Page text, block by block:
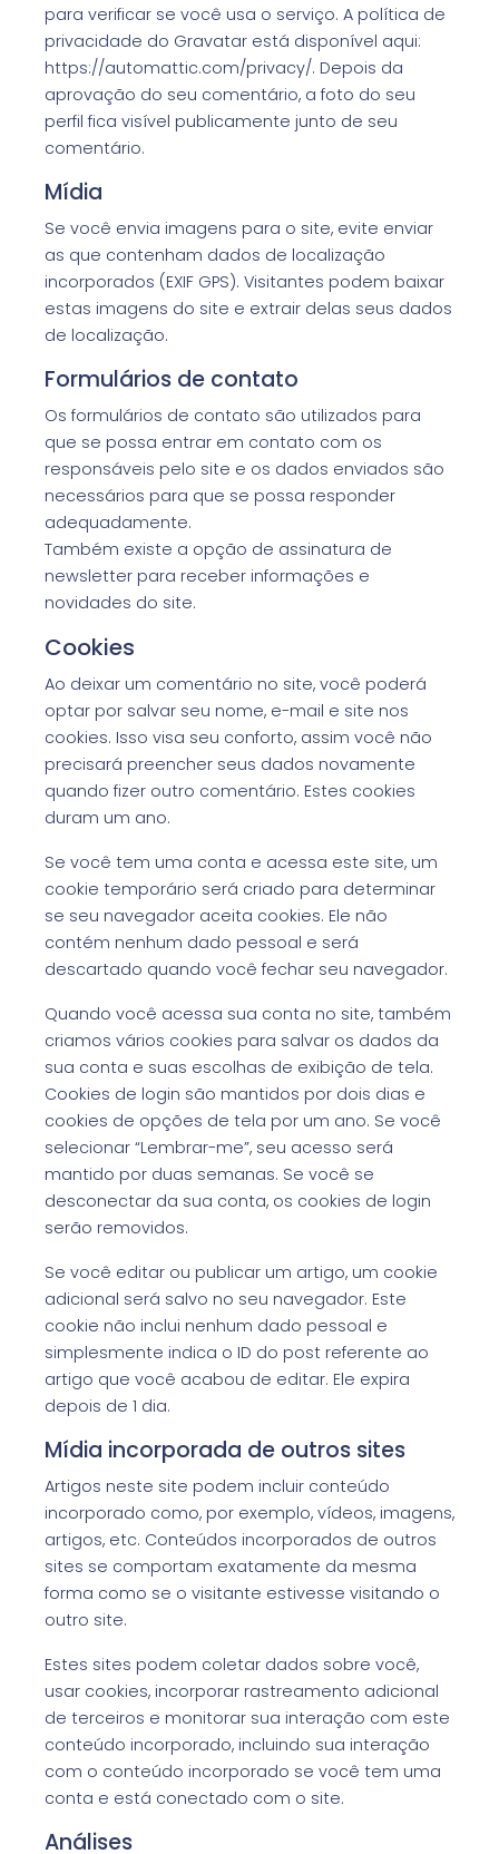
para verificar se você usa o serviço. A política de
privacidade do Gravatar está disponível aqui:
https://automattic.com/privacy/. Depois da
aprovação do seu comentário, a foto do seu
perfil fica visível publicamente junto de seu
comentário.
Mídia
Se você envia imagens para o site, evite enviar
as que contenham dados de localização
incorporados (EXIF GPS). Visitantes podem baixar
estas imagens do site e extrair delas seus dados
de localização.
Formulários de contato
Os formulários de contato são utilizados para
que se possa entrar em contato com os
responsáveis pelo site e os dados enviados são
necessários para que se possa responder
adequadamente.
Também existe a opção de assinatura de
newsletter para receber informações e
novidades do site.
Cookies
Ao deixar um comentário no site, você poderá
optar por salvar seu nome, e-mail e site nos
cookies. Isso visa seu conforto, assim você não
precisará preencher seus dados novamente
quando fizer outro comentário. Estes cookies
duram um ano.
Se você tem uma conta e acessa este site, um
cookie temporário será criado para determinar
se seu navegador aceita cookies. Ele não
contém nenhum dado pessoal e será
descartado quando você fechar seu navegador.
Quando você acessa sua conta no site, também
criamos vários cookies para salvar os dados da
sua conta e suas escolhas de exibição de tela.
Cookies de login são mantidos por dois dias e
cookies de opções de tela por um ano. Se você
selecionar “Lembrar-me”, seu acesso será
mantido por duas semanas. Se você se
desconectar da sua conta, os cookies de login
serão removidos.
Se você editar ou publicar um artigo, um cookie
adicional será salvo no seu navegador. Este
cookie não inclui nenhum dado pessoal e
simplesmente indica o ID do post referente ao
artigo que você acabou de editar. Ele expira
depois de 1 dia.
Mídia incorporada de outros sites
Artigos neste site podem incluir conteúdo
incorporado como, por exemplo, vídeos, imagens,
artigos, etc. Conteúdos incorporados de outros
sites se comportam exatamente da mesma
forma como se o visitante estivesse visitando o
outro site.
Estes sites podem coletar dados sobre você,
usar cookies, incorporar rastreamento adicional
de terceiros e monitorar sua interação com este
conteúdo incorporado, incluindo sua interação
com o conteúdo incorporado se você tem uma
conta e está conectado com o site.
Análises